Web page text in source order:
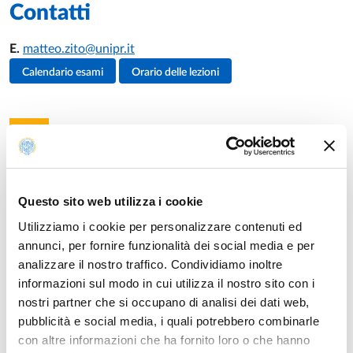
Questo sito web utilizza i cookie
Utilizziamo i cookie per personalizzare contenuti ed
annunci, per fornire funzionalità dei social media e per
analizzare il nostro traffico. Condividiamo inoltre
informazioni sul modo in cui utilizza il nostro sito con i
nostri partner che si occupano di analisi dei dati web,
pubblicità e social media, i quali potrebbero combinarle
con altre informazioni che ha fornito loro o che hanno
Contatti
E. matteo.zito@unipr.it
Attività del docente
Calendario esami Orario delle lezioni
Insegnamenti
Anno accademico di erogazione: 2026/2027
INFERMIERISTICA IN SALUTE MENTALE
Laurea in EDUCAZIONE PROFESSIONALE (ABILITANTE
ALLA PROFESSIONE SANITARIA DI EDUCATORE
PROFESSIONALE)
Modulo di
PSICHIATRIA E RIABILIAZIONE
PSICHIATRICA
Anno: 2°